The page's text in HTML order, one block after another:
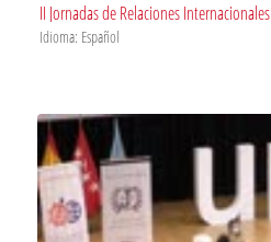
II Jornadas de Relaciones Internacionales
Idioma: Español